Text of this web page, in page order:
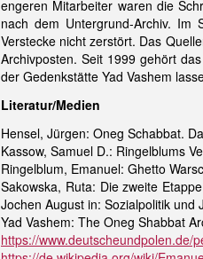
engeren Mitarbeiter waren die
nach dem Untergrund-Archiv. Im
Verstecke nicht zerstört. Das
Archivposten. Seit 1999 gehört
der Gedenkstätte Yad Vashem
Literatur/Medien
Hensel, Jürgen: Oneg Schabbat.
Kassow, Samuel D.: Ringelblums
Ringelblum, Emanuel: Ghetto
Sakowska, Ruta: Die zweite
Jochen August in: Sozialpolitik und
Yad Vashem: The Oneg Shabbat
https://www.deutscheundpolen.de/